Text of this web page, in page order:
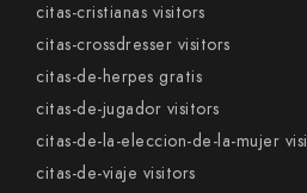
citas-cristianas visitors
citas-crossdresser visitors
citas-de-herpes gratis
citas-de-jugador visitors
citas-de-la-eleccion-de-la-mujer
citas-de-viaje visitors